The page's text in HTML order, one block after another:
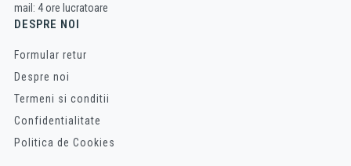
mail: 4 ore lucratoare
DESPRE NOI
Formular retur
Despre noi
Termeni si conditii
Confidentialitate
Politica de Cookies